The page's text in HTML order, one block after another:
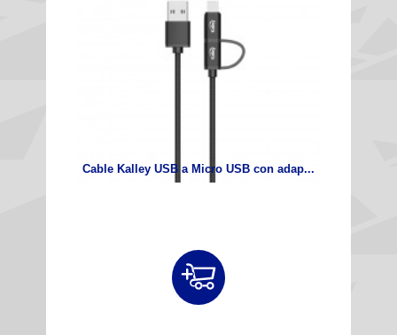
Cable Kalley USB a Micro USB con adap...